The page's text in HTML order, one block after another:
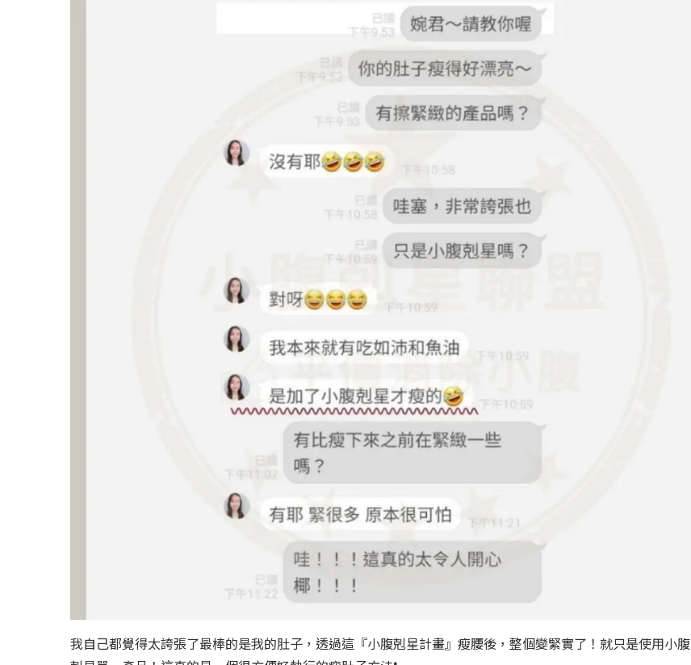
我自己都覺得太誇張了最棒的是我的肚子，透過這『小腹剋星計畫』瘦腰後，整個變緊實了！就只是使用小腹